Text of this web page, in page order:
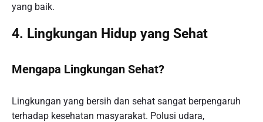
yang baik.
4. Lingkungan Hidup yang Sehat
Mengapa Lingkungan Sehat?
Lingkungan yang bersih dan sehat sangat berpengaruh
terhadap kesehatan masyarakat. Polusi udara,